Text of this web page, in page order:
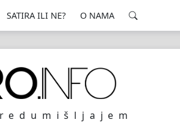
SATIRA ILI NE? O NAMA